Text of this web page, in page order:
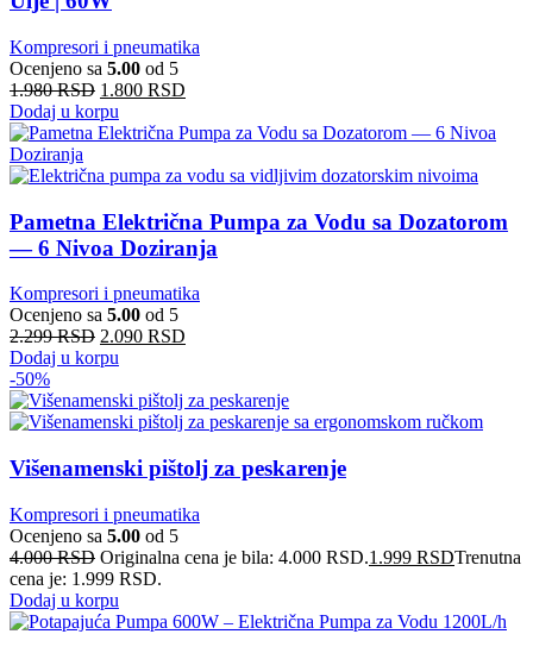
Kompresori i pneumatika
Ocenjeno sa 5.00 od 5
1.980RSD 1.800 RSD
Dodaj u korpu
Pametna Električna Pumpa za Vodu sa Dozatorom
— 6 Nivoa Doziranja
Kompresori i pneumatika
Ocenjeno sa 5.00 od 5
2.299RSD 2.090 RSD
Dodaj u korpu
-50%
Višenamenski pištolj za peskarenje
Kompresori i pneumatika
Ocenjeno sa 5.00 od 5
4.000RSD Originalna cena je bila: 4.000 RSD.1.999 RSDTrenutna
cena je: 1.999 RSD.
Dodaj u korpu